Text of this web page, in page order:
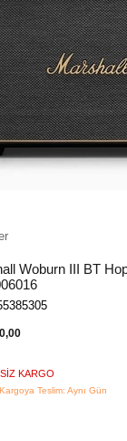
Woburn III BT
KARGO
Teslim: Aynı Gün